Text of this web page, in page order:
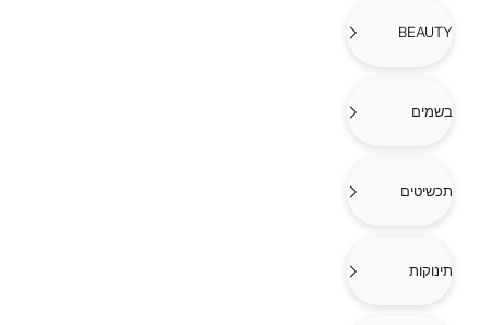
BEAUTY
בשמים
תכשיטים
תינוקות